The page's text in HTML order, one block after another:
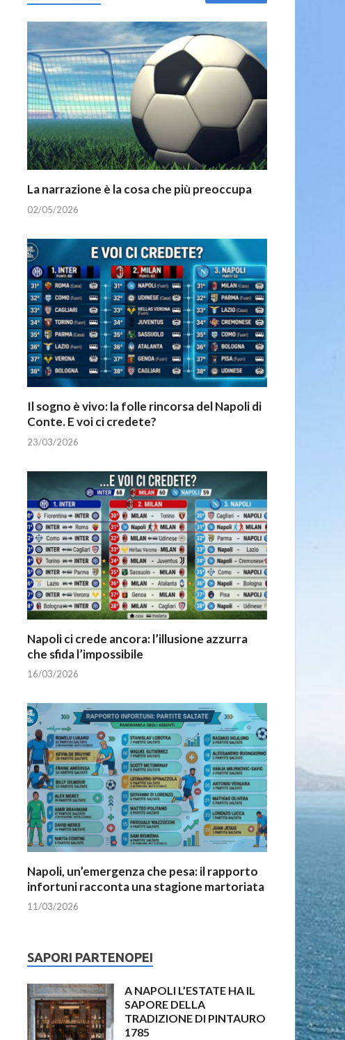
La narrazione è la cosa che più preoccupa
02/05/2026
Il sogno è vivo: la folle rincorsa del Napoli di
Conte. E voi ci credete?
23/03/2026
Napoli ci crede ancora: l’illusione azzurra
che sfida l’impossibile
16/03/2026
Napoli, un’emergenza che pesa: il rapporto
infortuni racconta una stagione martoriata
11/03/2026
SAPORI PARTENOPEI
A NAPOLI L’ESTATE HA IL
SAPORE DELLA
TRADIZIONE DI PINTAURO
1785